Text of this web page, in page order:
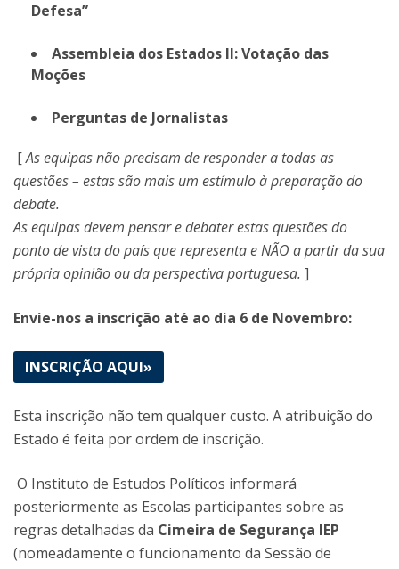
Defesa”
Assembleia dos Estados II: Votação das
Moções
Perguntas de Jornalistas
[As equipas não precisam de responder a todas as
questões – estas são mais um estímulo à preparação do
debate.
As equipas devem pensar e debater estas questões do
ponto de vista do país que representa e NÃO a partir da sua
própria opinião ou da perspectiva portuguesa. ]
Envie-nos a inscrição até ao dia 6 de Novembro:
INSCRIÇÃO AQUI»
Esta inscrição não tem qualquer custo. A atribuição do
Estado é feita por ordem de inscrição.
O Instituto de Estudos Políticos informará
posteriormente as Escolas participantes sobre as
regras detalhadas da Cimeira de Segurança IEP
(nomeadamente o funcionamento da Sessão de